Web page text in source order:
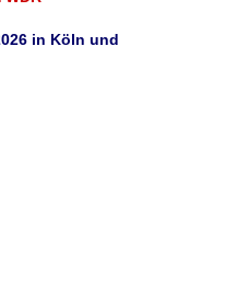
in Köln und